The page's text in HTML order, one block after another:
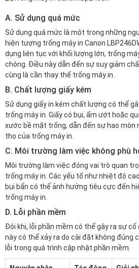
A. Sử dụng quá mức
Sử dụng quá mức là một trong những
hiện tượng trống máy in Canon
dụng liên tục với khối lượng lớn, trống
chóng. Điều này dẫn đến sự suy giảm
cùng là cần thay thế trống máy in.
B. Chất lượng giấy kém
Sử dụng giấy in kém chất lượng có thể
trống máy in. Giấy có bụi, ẩm ướt hoặc
xước bề mặt trống, dẫn đến sự hao mòn
thọ của trống máy in.
C. Môi trường làm việc không phù
Môi trường làm việc đóng vai trò quan
trống máy in. Các yếu tố như nhiệt độ
bụi bẩn có thể ảnh hưởng tiêu cực đến
trống máy in.
D. Lỗi phần mềm
Đôi khi, lỗi phần mềm có thể gây ra sự
này có thể xảy ra do cài đặt không đúng
lỗi trong quá trình cập nhật phần mềm.